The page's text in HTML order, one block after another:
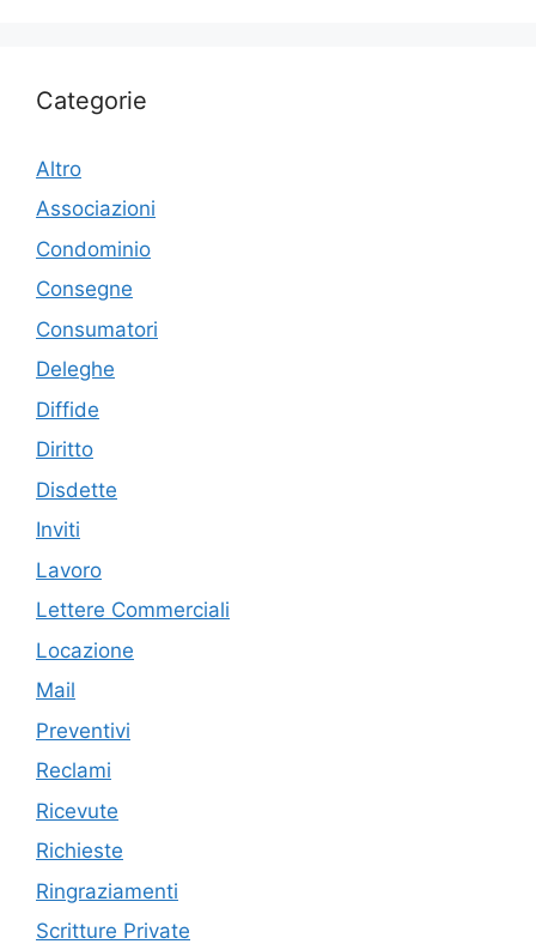
Categorie
Altro
Associazioni
Condominio
Consegne
Consumatori
Deleghe
Diffide
Diritto
Disdette
Inviti
Lavoro
Lettere Commerciali
Locazione
Mail
Preventivi
Reclami
Ricevute
Richieste
Ringraziamenti
Scritture Private